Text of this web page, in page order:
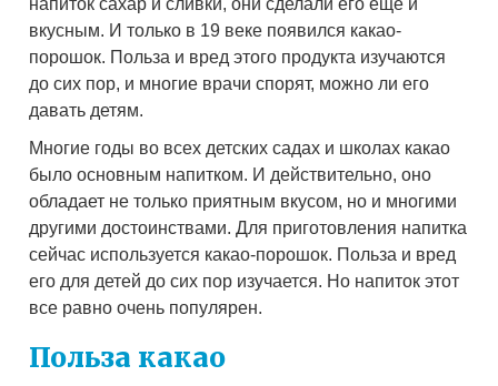
напиток сахар и сливки, они сделали его еще и
вкусным. И только в 19 веке появился какао-
порошок. Польза и вред этого продукта изучаются
до сих пор, и многие врачи спорят, можно ли его
давать детям.
Многие годы во всех детских садах и школах какао
было основным напитком. И действительно, оно
обладает не только приятным вкусом, но и многими
другими достоинствами. Для приготовления напитка
сейчас используется какао-порошок. Польза и вред
его для детей до сих пор изучается. Но напиток этот
все равно очень популярен.
Польза какао